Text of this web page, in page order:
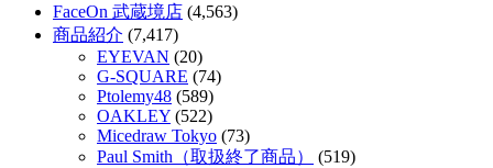
FaceOn 武蔵境店 (4,563)
商品紹介 (7,417)
EYEVAN (20)
G-SQUARE (74)
Ptolemy48 (589)
OAKLEY (522)
Micedraw Tokyo (73)
Paul Smith（取扱終了商品）
(519)